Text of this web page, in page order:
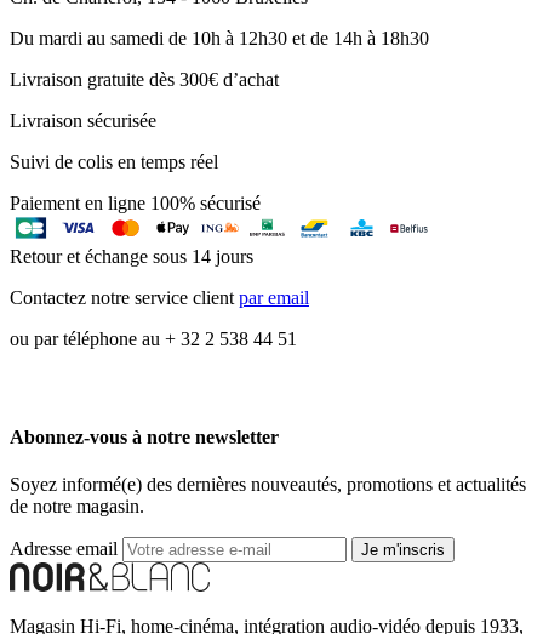
Du mardi au samedi de 10h à 12h30 et de 14h à 18h30
Livraison gratuite dès 300€ d’achat
Livraison sécurisée
Suivi de colis en temps réel
Paiement en ligne 100% sécurisé
Retour et échange sous 14 jours
Contactez notre service clientpar email
ou par téléphone au + 32 2 538 44 51
Abonnez-vous à notre newsletter
Soyez informé(e) des dernières nouveautés, promotions et actualités
de notre magasin.
Adresse email Je m'inscris
Magasin Hi-Fi, home-cinéma, intégration audio-vidéo depuis 1933,